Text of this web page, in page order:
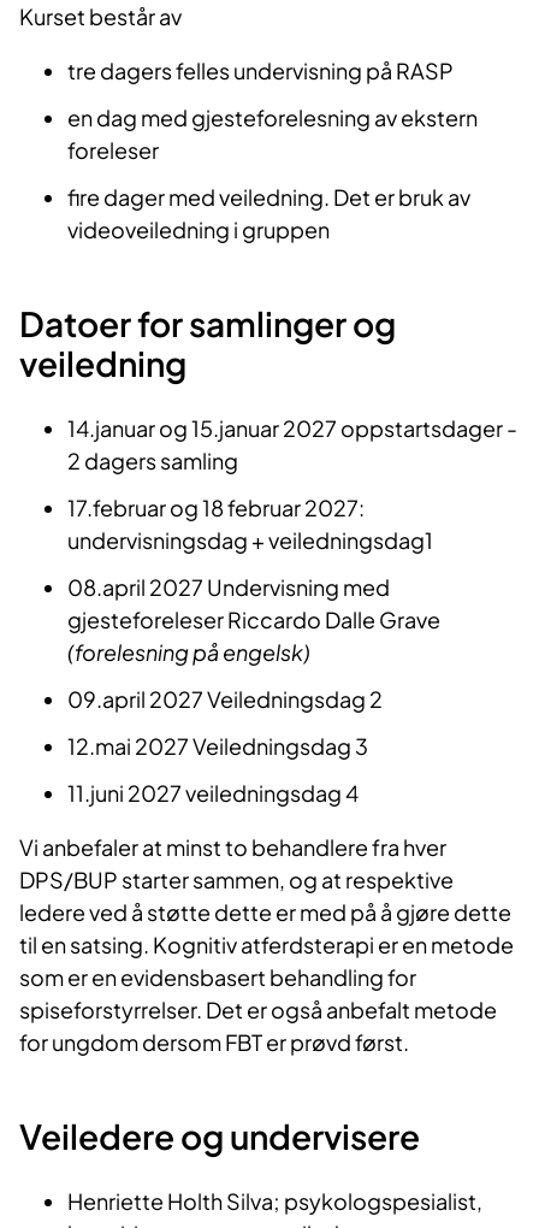
Kurset består av
tre dagers felles undervisning på RASP
en dag med gjesteforelesning av ekstern
foreleser
fire dager med veiledning. Det er bruk av
videoveiledning i gruppen
Datoer for samlinger og
veiledning
14.januar og 15.januar 2027 oppstartsdager -
2 dagers samling
17.februar og 18 februar 2027:
undervisningsdag + veiledningsdag1
08.april 2027 Undervisning med
gjesteforeleser Riccardo Dalle Grave
(forelesning på engelsk)
09.april 2027 Veiledningsdag 2
12.mai 2027 Veiledningsdag 3
11.juni 2027 veiledningsdag 4
Vi anbefaler at minst to behandlere fra hver
DPS/BUP starter sammen, og at respektive
ledere ved å støtte dette er med på å gjøre dette
til en satsing. Kognitiv atferdsterapi er en metode
som er en evidensbasert behandling for
spiseforstyrrelser. Det er også anbefalt metode
for ungdom dersom FBT er prøvd først.
Veiledere og undervisere
Henriette Holth Silva; psykologspesialist,